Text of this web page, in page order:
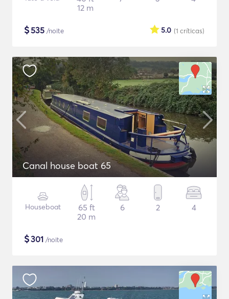
12 m
$535 /noite (1 críticas)
5.0
Canal house boat 65
Houseboat
65 ft
20 m
6 2 4
$301 /noite